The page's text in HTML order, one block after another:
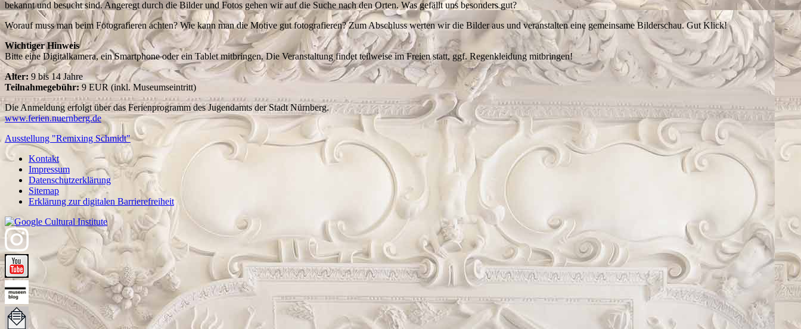
bekannt und besucht sind. Angeregt durch die Bilder und Fotos gehen wir auf die Suche nach den Orten. Was gefällt uns besonders gut?
Worauf muss man beim Fotografieren achten? Wie kann man die Motive gut fotografieren? Zum Abschluss werten wir die Bilder aus und veranstalten eine gemeinsame Bilderschau. Gut Klick!
Wichtiger Hinweis
Bitte eine Digitalkamera, ein Smartphone oder ein Tablet mitbringen. Die Veranstaltung findet teilweise im Freien statt, ggf. Regenkleidung mitbringen!
Alter: 9 bis 14 Jahre
Teilnahmegebühr: 9 EUR (inkl. Museumseintritt)
Die Anmeldung erfolgt über das Ferienprogramm des Jugendamts der Stadt Nürnberg.
www.ferien.nuernberg.de
Ausstellung "Remixing Schmidt"
Kontakt
Impressum
Datenschutzerklärung
Sitemap
Erklärung zur digitalen Barrierefreiheit